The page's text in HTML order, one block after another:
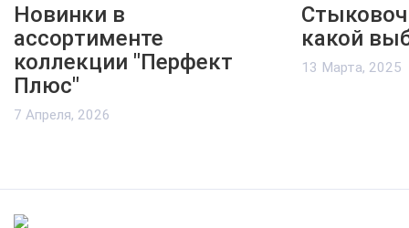
Новинки в
ассортименте
коллекции "Перфект
Плюс"
7 Апреля, 2026
какой
13 Марта, 2025